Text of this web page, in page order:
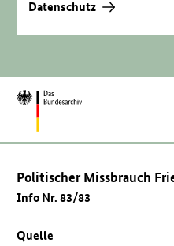
Datenschutz
Zur
Politischer Missbrauch
Info Nr. 83/83
Quelle